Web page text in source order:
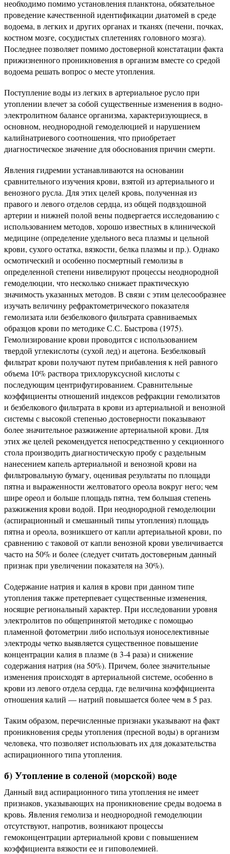
необходимо помимо установления планктона, обязательное
проведение качественной идентификации диатомей в среде
водоема, в легких и других органах и тканях (печени, почках,
костном мозге, сосудистых сплетениях головного мозга).
Последнее позволяет помимо достоверной констатации факта
прижизненного проникновения в организм вместе со средой
водоема решать вопрос о месте утопления.
Поступление воды из легких в артериальное русло при
утоплении влечет за собой существенные изменения в водно-
электролитном балансе организма, характеризующиеся, в
основном, неоднородной гемоделюцией и нарушением
калийнатриевого соотношения, что приобретает
диагностическое значение для обоснования причин смерти.
Явления гидремии устанавливаются на основании
сравнительного изучения крови, взятой из артериального и
венозного русла. Для этих целей кровь, полученная из
правого и левого отделов сердца, из общей подвздошной
артерии и нижней полой вены подвергается исследованию с
использованием методов, хорошо известных в клинической
медицине (определение удельного веса плазмы и цельной
крови, сухого остатка, вязкости, белка плазмы и пр.). Однако
осмотический и особенно посмертный гемолизы в
определенной степени нивелируют процессы неоднородной
гемоделюции, что несколько снижает практическую
значимость указанных методов. В связи с этим целесообразнее
изучать величину рефрактометрического показателя
гемолизата или безбелкового фильтрата сравниваемых
образцов крови по методике С.С. Быстрова (1975).
Гемолизирование крови проводится с использованием
твердой углекислоты (сухой лед) и ацетона. Безбелковый
фильтрат крови получают путем прибавления к ней равного
объема 10% раствора трихлоруксусной кислоты с
последующим центрифугированием. Сравнительные
коэффициенты отношений индексов рефракции гемолизатов
и безбелкового фильтрата в крови из артериальной и венозной
системы с высокой степенью достоверности показывают
более значительное разжижение артериальной крови. Для
этих же целей рекомендуется непосредственно у секционного
стола производить диагностическую пробу с раздельным
нанесением капель артериальной и венозной крови на
фильтровальную бумагу, оценивая результаты по площади
пятна и выраженности желтоватого ореола вокруг него; чем
шире ореол и больше площадь пятна, тем большая степень
разжижения крови водой. При неоднородной гемоделюции
(аспирационный и смешанный типы утопления) площадь
пятна и ореола, возникшего от капли артериальной крови, по
сравнению с таковой от капли венозной крови увеличивается
часто на 50% и более (следует считать достоверным данный
признак при увеличении показателя на 30%).
Содержание натрия и калия в крови при данном типе
утопления также претерпевает существенные изменения,
носящие региональный характер. При исследовании уровня
электролитов по общепринятой методике с помощью
пламенной фотометрии либо используя ионоселективные
электроды четко выявляется существенное повышение
концентрации калия в плазме (в 3-4 раза) и снижение
содержания натрия (на 50%). Причем, более значительные
изменения происходят в артериальной системе, особенно в
крови из левого отдела сердца, где величина коэффициента
отношения калий — натрий повышается более чем в 5 раз.
Таким образом, перечисленные признаки указывают на факт
проникновения среды утопления (пресной воды) в организм
человека, что позволяет использовать их для доказательства
аспирационного типа утопления.
б) Утопление в соленой (морской) воде
Данный вид аспирационного типа утопления не имеет
признаков, указывающих на проникновение среды водоема в
кровь. Явления гемолиза и неоднородной гемоделюции
отсутствуют, напротив, возникают процессы
гемоконцентрации артериальной крови с повышением
коэффициента вязкости ее и гиповолемией.